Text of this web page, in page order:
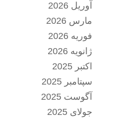
آوریل 2026
مارس 2026
فوریه 2026
ژانویه 2026
اکتبر 2025
سپتامبر 2025
آگوست 2025
جولای 2025